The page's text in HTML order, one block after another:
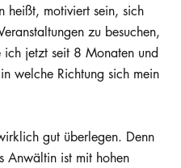
heißt, motiviert sein, sich
zu besuchen,
ich jetzt seit 8 Monaten und
welche Richtung sich mein
gut überlegen. Denn
Anwältin ist mit hohen